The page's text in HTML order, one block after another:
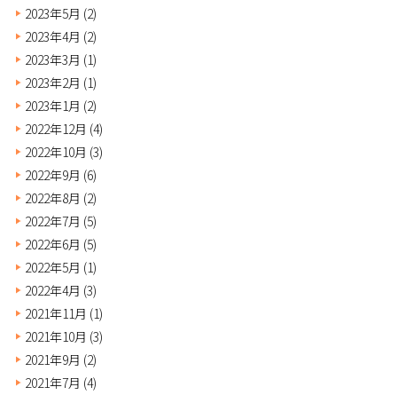
2023年5月 (2)
2023年4月 (2)
2023年3月 (1)
2023年2月 (1)
2023年1月 (2)
2022年12月 (4)
2022年10月 (3)
2022年9月 (6)
2022年8月 (2)
2022年7月 (5)
2022年6月 (5)
2022年5月 (1)
2022年4月 (3)
2021年11月 (1)
2021年10月 (3)
2021年9月 (2)
2021年7月 (4)